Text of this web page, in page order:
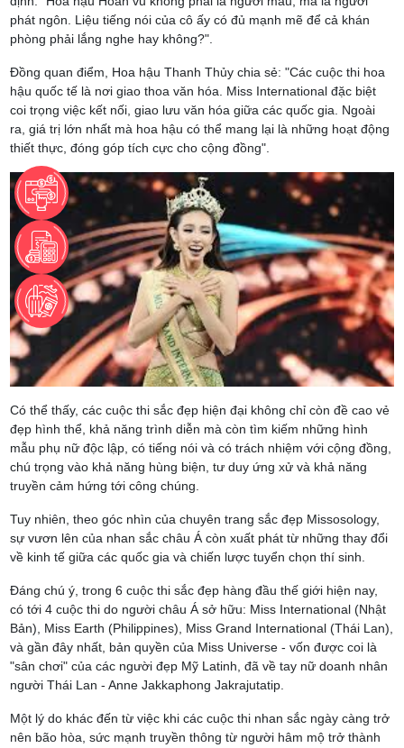
phát ngôn. Liệu tiếng nói của cô ấy có đủ mạnh mẽ để cả khán
phòng phải lắng nghe hay không?".
Đồng quan điểm, Hoa hậu Thanh Thủy chia sẻ: "Các cuộc thi hoa
hậu quốc tế là nơi giao thoa văn hóa. Miss International đặc biệt
coi trọng việc kết nối, giao lưu văn hóa giữa các quốc gia. Ngoài
ra, giá trị lớn nhất mà hoa hậu có thể mang lại là những hoạt động
thiết thực, đóng góp tích cực cho cộng đồng".
Có thể thấy, các cuộc thi sắc đẹp hiện đại không chỉ còn đề cao vẻ
đẹp hình thể, khả năng trình diễn mà còn tìm kiếm những hình
mẫu phụ nữ độc lập, có tiếng nói và có trách nhiệm với cộng đồng,
chú trọng vào khả năng hùng biện, tư duy ứng xử và khả năng
truyền cảm hứng tới công chúng.
Tuy nhiên, theo góc nhìn của chuyên trang sắc đẹp Missosology,
sự vươn lên của nhan sắc châu Á còn xuất phát từ những thay đổi
về kinh tế giữa các quốc gia và chiến lược tuyển chọn thí sinh.
Đáng chú ý, trong 6 cuộc thi sắc đẹp hàng đầu thế giới hiện nay,
có tới 4 cuộc thi do người châu Á sở hữu: Miss International (Nhật
Bản), Miss Earth (Philippines), Miss Grand International (Thái Lan),
và gần đây nhất, bản quyền của Miss Universe - vốn được coi là
"sân chơi" của các người đẹp Mỹ Latinh, đã về tay nữ doanh nhân
người Thái Lan - Anne Jakkaphong Jakrajutatip.
Một lý do khác đến từ việc khi các cuộc thi nhan sắc ngày càng trở
nên bão hòa, sức mạnh truyền thông từ người hâm mộ trở thành